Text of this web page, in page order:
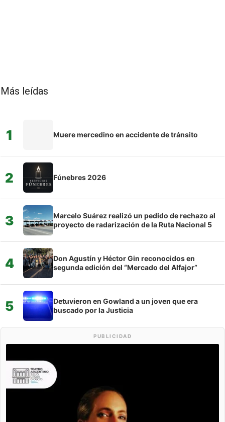
Más leídas
1 Muere mercedino en accidente de tránsito
2 Fúnebres 2026
3
Marcelo Suárez realizó un pedido de rechazo al
proyecto de radarización de la Ruta Nacional 5
4
Don Agustín y Héctor Gin reconocidos en
segunda edición del “Mercado del Alfajor”
5
Detuvieron en Gowland a un joven que era
buscado por la Justicia
PUBLICIDAD